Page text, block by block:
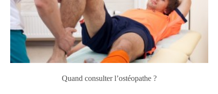
Quand consulter l’ostéopathe ?